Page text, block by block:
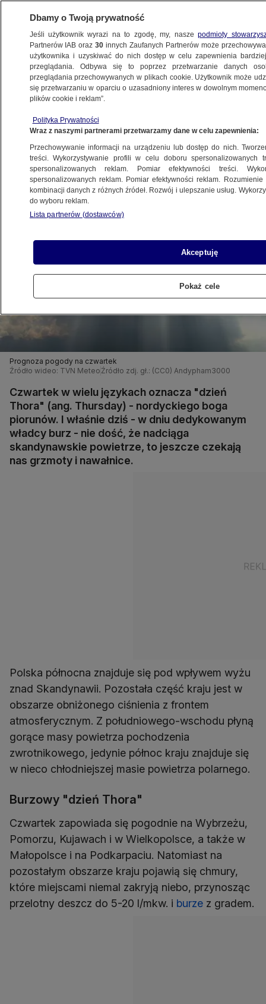
METEO
NAJNOWSZE
boga piorunów. Poza tym 25-34 st. C
13.08.2015, 06:18
Udostępnij
Prognoza pogody na czwartek
Źródło wideo: TVN Meteo Źródło zdj. gł.: (CC0) Andypham3000
Czwartek w wielu językach oznacza "dzień
Thora" (ang. Thursday) - nordyckiego boga
piorunów. I właśnie dziś - w dniu dedykowanym
władcy burz - nie dość, że nadciąga
skandynawskie powietrze, to jeszcze czekają
nas grzmoty i nawałnice.
Polska północna znajduje się pod wpływem wyżu
znad Skandynawii. Pozostała część kraju jest w
obszarze obniżonego ciśnienia z frontem
atmosferycznym. Z południowego-wschodu płyną
gorące masy powietrza pochodzenia
zwrotnikowego, jedynie północ kraju znajduje się
w nieco chłodniejszej masie powietrza polarnego.
Burzowy "dzień Thora"
Czwartek zapowiada się pogodnie na Wybrzeżu,
Pomorzu, Kujawach i w Wielkopolsce, a także w
Małopolsce i na Podkarpaciu. Natomiast na
pozostałym obszarze kraju pojawią się chmury,
które miejscami niemal zakryją niebo, przynosząc
przelotny deszcz do 5-20 l/mkw. i burze z gradem.
Dbamy o Twoją prywatność
Jeśli użytkownik wyrazi na to zgodę, my, naszepodmioty
Partnerów IAB oraz30 innych Zaufanych Partnerów może
użytkownika i uzyskiwać do nich dostęp w celu zapewnienia
przeglądania. Odbywa się to poprzez przetwarzanie danych
przeglądania przechowywanych w plikach cookie. Użytkownik może
się przetwarzaniu w oparciu o uzasadniony interes w dowolnym
plików cookie i reklam”.
Polityka Prywatności
Wraz z naszymi partnerami przetwarzamy dane w celu zapewnienia:
Przechowywanie informacji na urządzeniu lub dostęp do nich.
treści. Wykorzystywanie profili w celu doboru spersonalizowanych
spersonalizowanych reklam. Pomiar efektywności treści.
spersonalizowanych reklam. Pomiar efektywności reklam.
kombinacji danych z różnych źródeł. Rozwój i ulepszanie usług.
do wyboru reklam.
Lista partnerów (dostawców)
Akceptuję
Pokaż cele